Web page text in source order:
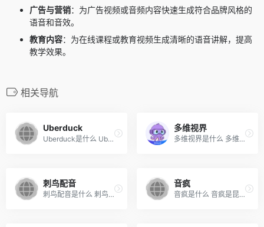
广告与营销：为广告视频或音频内容快速生成符合品牌风格的
语音和音效。
教育内容：为在线课程或教育视频生成清晰的语音讲解，提高
教学效果。
相关导航
Uberduck
Uberduck是什么 Uberduck是一...
多维视界
多维视界是什么 多维视界是一...
刺鸟配音
刺鸟配音是什么 刺鸟配音是刺...
音疯
音疯是什么 音疯是昆仑万维推...